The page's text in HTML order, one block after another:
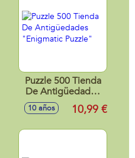
Puzzle 500 Tienda
De Antigüedades
"Enigmatic Puzzle"
10 años 10,99 €